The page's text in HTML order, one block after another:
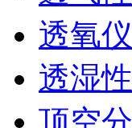
透氧仪
透湿